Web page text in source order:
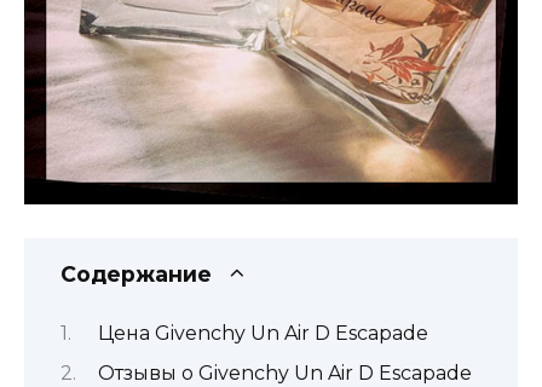
Содержание
Цена Givenchy Un Air D Escapade
Отзывы о Givenchy Un Air D Escapade